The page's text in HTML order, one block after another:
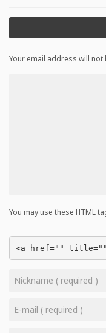
Your email address will not
You may use these HTML
<a href=""